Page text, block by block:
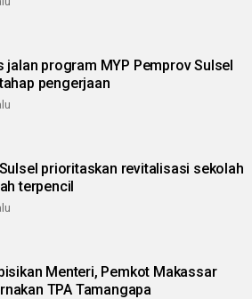
jalan program MYP Pemprov Sulsel
pengerjaan
prioritaskan revitalisasi sekolah
terpencil
Menteri, Pemkot Makassar
TPA Tamangapa